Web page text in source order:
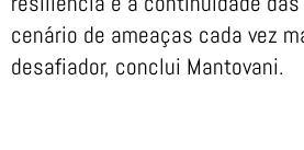
cenário de ameaças cada vez
desafiador, conclui Mantovani.